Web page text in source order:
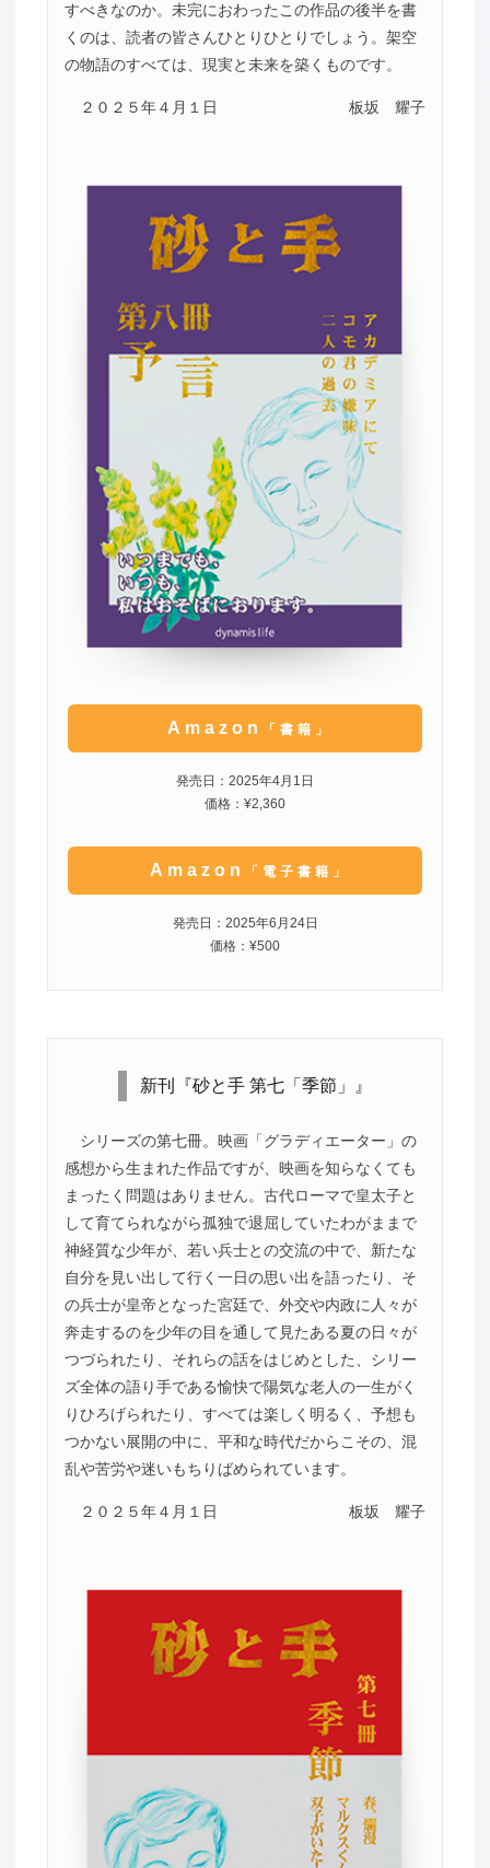
すべきなのか。未完におわったこの作品の後半を書
くのは、読者の皆さんひとりひとりでしょう。架空
の物語のすべては、現実と未来を築くものです。
２０２５年４月１日 板坂 耀子
Amazon 「書籍」
発売日：2025年4月1日
価格：¥2,360
Amazon 「電子書籍」
発売日：2025年6月24日
価格：¥500
新刊『砂と手 第七「季節」』
シリーズの第七冊。映画「グラディエーター」の
感想から生まれた作品ですが、映画を知らなくても
まったく問題はありません。古代ローマで皇太子と
して育てられながら孤独で退屈していたわがままで
神経質な少年が、若い兵士との交流の中で、新たな
自分を見い出して行く一日の思い出を語ったり、そ
の兵士が皇帝となった宮廷で、外交や内政に人々が
奔走するのを少年の目を通して見たある夏の日々が
つづられたり、それらの話をはじめとした、シリー
ズ全体の語り手である愉快で陽気な老人の一生がく
りひろげられたり、すべては楽しく明るく、予想も
つかない展開の中に、平和な時代だからこその、混
乱や苦労や迷いもちりばめられています。
２０２５年４月１日 板坂 耀子